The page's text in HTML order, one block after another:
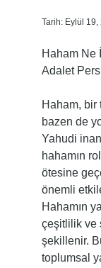
Hakkımızda
Tarih: Eylül 19,
Haham Ne
Adalet
Haham, bir
bazen de
Yahudi
hahamın
ötesine
önemli
Hahamın
çeşitlilik ve
şekillenir.
toplumsal